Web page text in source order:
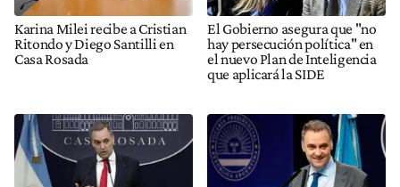
Karina Milei recibe a Cristian
Ritondo y Diego Santilli en
Casa Rosada
El Gobierno asegura que "no
hay persecución política" en
el nuevo Plan de Inteligencia
que aplicará la SIDE